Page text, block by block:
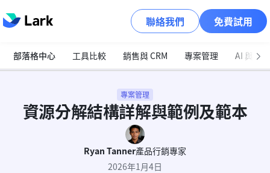
聯絡我們 免費試用
部落格中心 工具比較 銷售與 CRM 專案管理 AI 與自
專案管理
資源分解結構詳解與範例及範本
Ryan Tanner產品行銷專家
2026年1月4日